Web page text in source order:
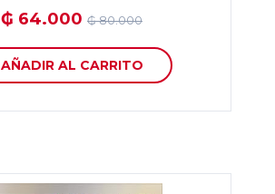
₲ 64.000 ₲ 80.000
AÑADIR AL CARRITO